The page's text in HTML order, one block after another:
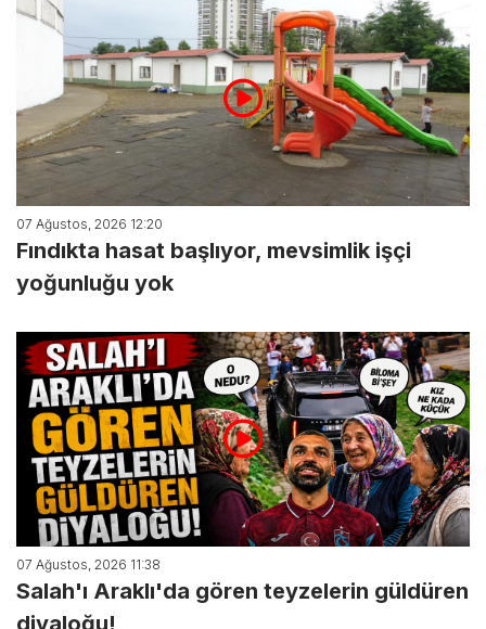
07 Ağustos, 2026 12:20
Fındıkta hasat başlıyor, mevsimlik işçi
yoğunluğu yok
07 Ağustos, 2026 11:38
Salah'ı Araklı'da gören teyzelerin güldüren